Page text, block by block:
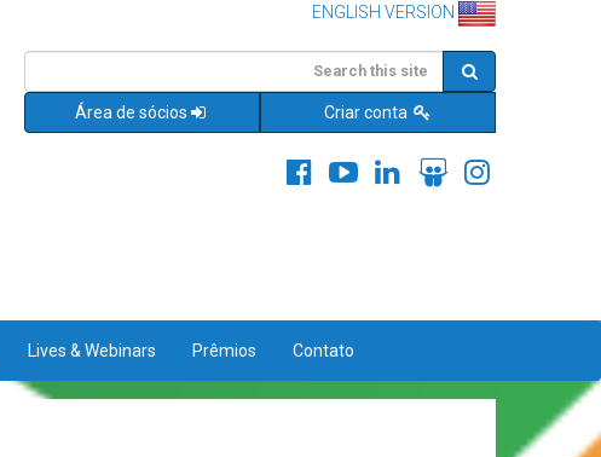
ENGLISH VERSION
Área de sócios Criar conta
Lives & Webinars Prêmios Contato